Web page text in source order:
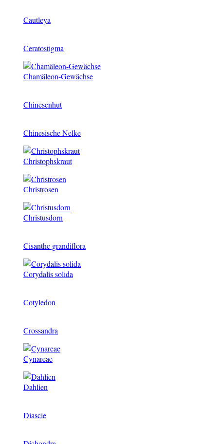
Cautleya
Ceratostigma
Chamäleon-Gewächse
Chinesenhut
Chinesische Nelke
Christophskraut
Christrosen
Christusdorn
Cisanthe grandiflora
Corydalis solida
Cotyledon
Crossandra
Cynareae
Dahlien
Diascie